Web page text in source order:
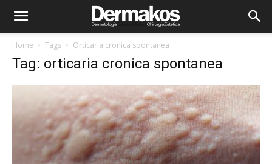
Home Tags Orticaria cronica spontanea
Tag: orticaria cronica spontanea